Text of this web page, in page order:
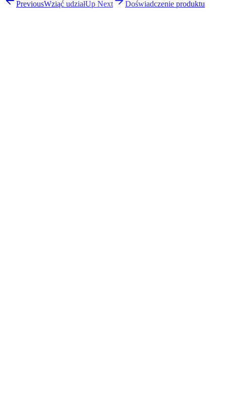
PreviousWziąć udziałUp Next Doświadczenie produktu